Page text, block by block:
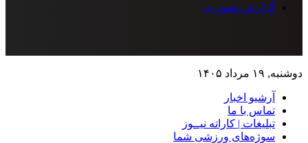
گزارش تصویری
دوشنبه, ۱۹ مرداد ۱۴۰۵
آرشیو اخبار
تماس‌ با‌ ما
تبلیغات | کاراته نیــوز
سوژه‌های ورزشی شما